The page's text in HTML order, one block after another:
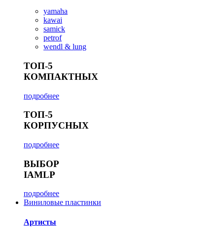
yamaha
kawai
samick
petrof
wendl & lung
ТОП-5
КОМПАКТНЫХ
подробнее
ТОП-5
КОРПУСНЫХ
подробнее
ВЫБОР
IAMLP
подробнее
Виниловые пластинки
Артисты